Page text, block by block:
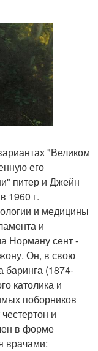
"Великом
его
питер и Джейн
1960 г.
и медицины
и
Норману сент -
Он, в свою
баринга (1874-
католика и
поборников
и
в форме
врачами: